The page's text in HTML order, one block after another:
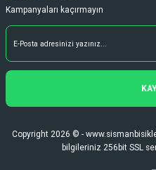
alışveriş yapacağım
Deneyimini Paylaş
Kampanyaları kaçırmayın
Copyright 2026 © -
bilgileriniz 256bit SSL